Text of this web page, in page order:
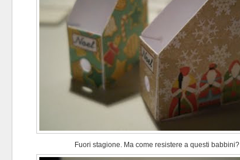
Fuori stagione. Ma come resistere a questi babbini?